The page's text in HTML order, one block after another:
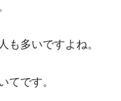
も多いですよね。
てです。